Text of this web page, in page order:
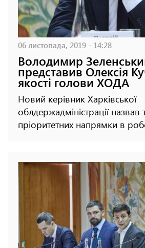
06 листопада, 2019 - 14:28
Володимир
представив Олексія
якості голови ХОДА
Новий керівник Харківської
облдержадміністрації назвав
пріоритетних напрямки в